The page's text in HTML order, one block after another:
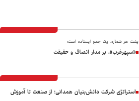
پشت هر شماره، یک جمع ایستاده است؛
«سپهرغرب»، بر مدار انصاف و حقیقت
استراتژی شرکت دانش‌بنیان همدانی؛ از صنعت تا آموزش